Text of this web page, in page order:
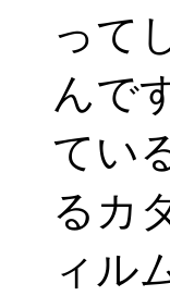
って
んで
てい
るカ
ィル